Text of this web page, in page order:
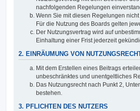
nachfolgenden Regelungen
Wenn Sie mit diesen Regelungen
Für die Nutzung des Boards gelten
Der Nutzungsvertrag wird auf
Einhaltung einer Frist jederzeit
2. EINRÄUMUNG VON
Mit dem Erstellen eines Beitrags
unbeschränktes und unentgeltliches
Das Nutzungsrecht nach Punkt 2,
bestehen.
3. PFLICHTEN DES NUTZERS